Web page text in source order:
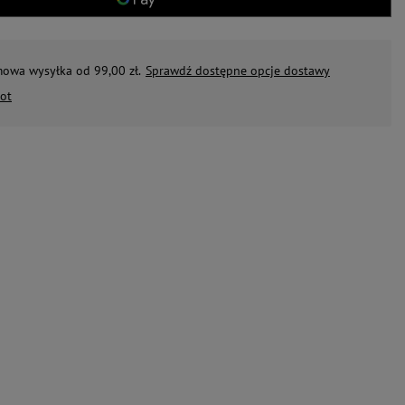
wysyłka od 99,00 zł. Sprawdź dostępne opcje dostawy